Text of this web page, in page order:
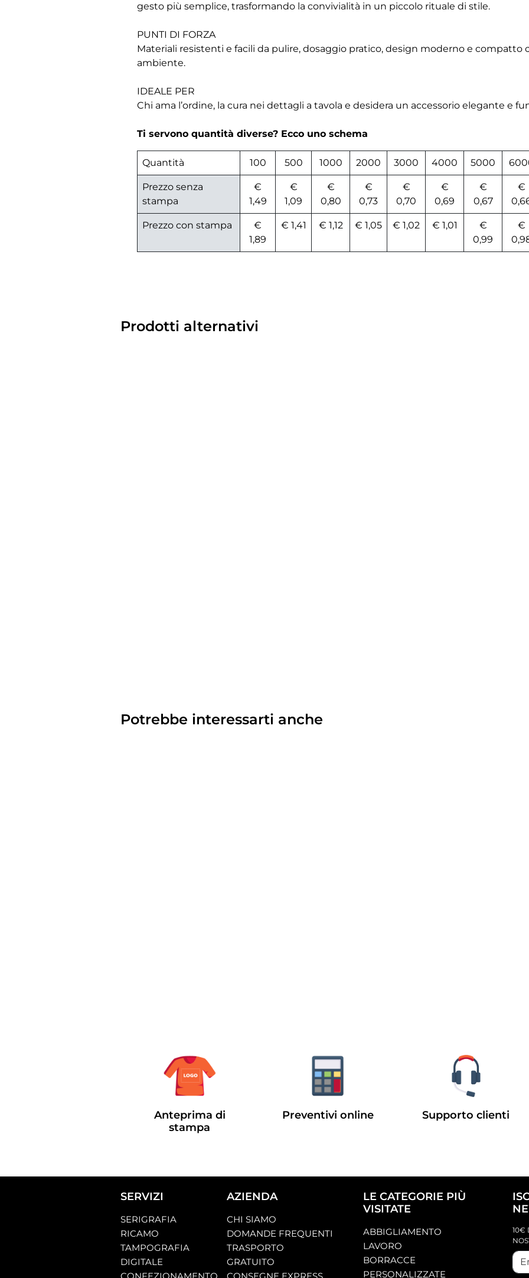
gesto più semplice, trasformando la convivialità in un piccolo rituale di stile.
PUNTI DI FORZA
Materiali resistenti e facili da pulire, dosaggio pratico, design moderno e compatto
ambiente.
IDEALE PER
Chi ama l’ordine, la cura nei dettagli a tavola e desidera un accessorio elegante e
Ti servono quantità diverse? Ecco uno schema
Quantità 100 500 1000 2000 3000 4000 5000
Prezzo senza
stampa
€
1,49
€
1,09
€
0,80
€
0,73
€
0,70
€
0,69
€
0,67
€
Prezzo con stampa
€
1,89
€ 1,41 € 1,12 € 1,05 € 1,02 € 1,01
€
0,99
€
Prodotti alternativi
Potrebbe interessarti anche
Anteprima di
stampa
Preventivi online Supporto clienti
SERVIZI
SERIGRAFIA
RICAMO
TAMPOGRAFIA
DIGITALE
AZIENDA
CHI SIAMO
DOMANDE FREQUENTI
TRASPORTO
GRATUITO
LE CATEGORIE PIÙ
VISITATE
ABBIGLIAMENTO
LAVORO
BORRACCE
PERSONALIZZATE
10€